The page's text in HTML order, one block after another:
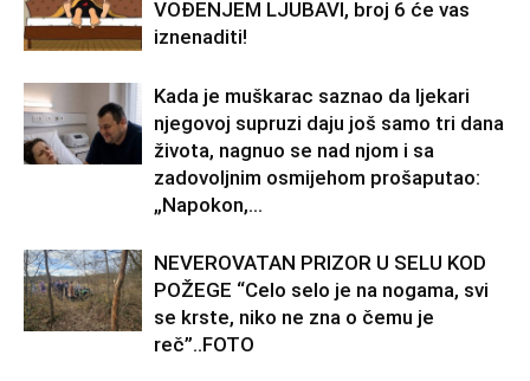
VOĐENJEM LJUBAVI, broj 6 će vas
iznenaditi!
Kada je muškarac saznao da ljekari
njegovoj supruzi daju još samo tri dana
života, nagnuo se nad njom i sa
zadovoljnim osmijehom prošaputao:
„Napokon,...
NEVEROVATAN PRIZOR U SELU KOD
POŽEGE “Celo selo je na nogama, svi
se krste, niko ne zna o čemu je
reč”..FOTO